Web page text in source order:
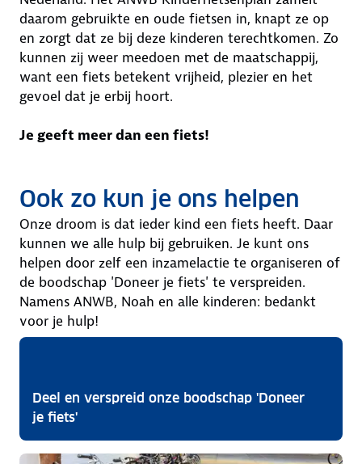
daarom gebruikte en oude fietsen in, knapt ze op
en zorgt dat ze bij deze kinderen terechtkomen. Zo
kunnen zij weer meedoen met de maatschappij,
want een fiets betekent vrijheid, plezier en het
gevoel dat je erbij hoort.
Je geeft meer dan een fiets!
Ook zo kun je ons helpen
Onze droom is dat ieder kind een fiets heeft. Daar
kunnen we alle hulp bij gebruiken. Je kunt ons
helpen door zelf een inzamelactie te organiseren of
de boodschap 'Doneer je fiets' te verspreiden.
Namens ANWB, Noah en alle kinderen: bedankt
voor je hulp!
Deel en verspreid onze boodschap 'Doneer
je fiets'